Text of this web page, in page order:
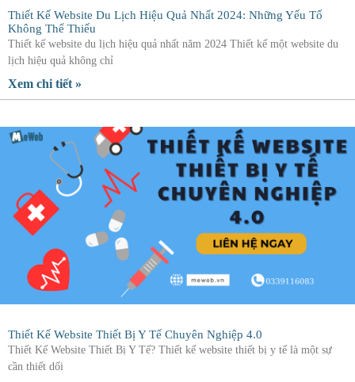
Thiết Kế Website Du Lịch Hiệu Quả Nhất 2024: Những Yếu Tố
Không Thể Thiếu
Thiết kế website du lịch hiệu quả nhất năm 2024 Thiết kế một website du
lịch hiệu quả không chỉ
Xem chi tiết »
Thiết Kế Website Thiết Bị Y Tế Chuyên Nghiệp 4.0
Thiết Kế Website Thiết Bị Y Tế? Thiết kế website thiết bị y tế là một sự
cần thiết dối